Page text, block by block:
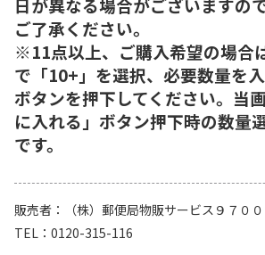
ご了承ください。
※11点以上、ご購入希望の場合
で「10+」を選択、必要数量を入
ボタンを押下してください。当
に入れる」ボタン押下時の数量
です。
販売者
（株）郵便局物販サービス９７０
TEL
0120-315-116